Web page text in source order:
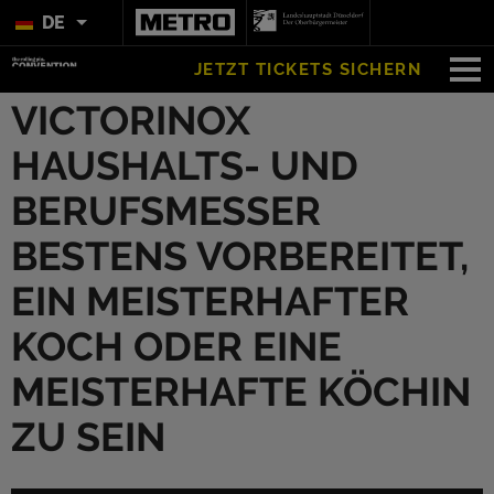
DE
JETZT TICKETS SICHERN
VICTORINOX
HAUSHALTS- UND
BERUFSMESSER
BESTENS VORBEREITET,
EIN MEISTERHAFTER
KOCH ODER EINE
MEISTERHAFTE KÖCHIN
ZU SEIN